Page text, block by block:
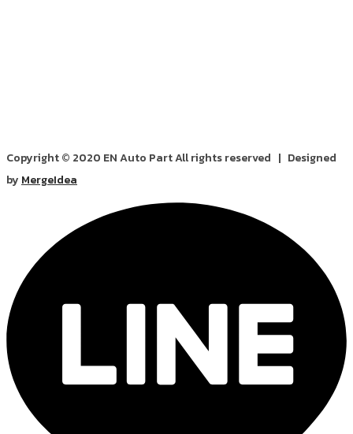
Copyright © 2020 EN Auto Part All rights reserved | Designed
by MergeIdea